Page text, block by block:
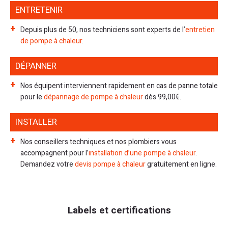
ENTRETENIR
Depuis plus de 50, nos techniciens sont experts de l’entretien
de pompe à chaleur.
DÉPANNER
Nos équipent interviennent rapidement en cas de panne totale
pour ledépannage de pompe à chaleurdès 99,00€.
INSTALLER
Nos conseillers techniques et nos plombiers vous
accompagnent pour l’installation d’une pompe à chaleur.
Demandez votredevis pompe à chaleurgratuitement en ligne.
Labels et certifications